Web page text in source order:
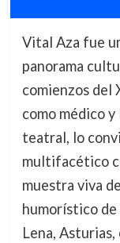
Vital Aza fue
panorama
comienzos del
como médico
teatral, lo
multifacético
muestra viva
humorístico de
Lena,